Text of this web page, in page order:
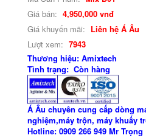
Giá bán: 4,950,000 vnđ
Giá khuyến mãi: Liên hệ Á Âu
Lượt xem: 7943
Thương hiệu: Amixtech
Tình trạng: Còn hàng
Á Âu chuyên cung cấp dòng
nghiệm,máy trộn, máy khuấy
Hotline: 0909 266 949 Mr Trọng